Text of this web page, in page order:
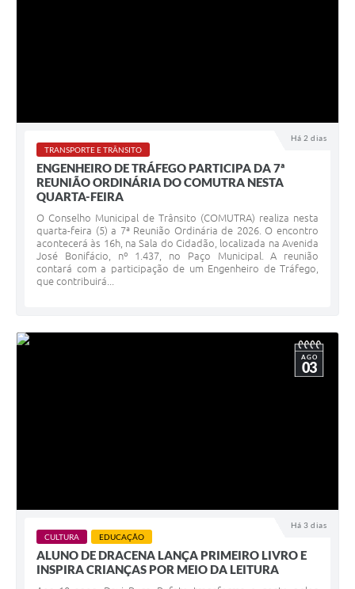
Há 2 dias
TRANSPORTE E TRÂNSITO
ENGENHEIRO DE TRÁFEGO PARTICIPA DA 7ª
REUNIÃO ORDINÁRIA DO COMUTRA NESTA
QUARTA-FEIRA
O Conselho Municipal de Trânsito (COMUTRA) realiza nesta
quarta-feira (5) a 7ª Reunião Ordinária de 2026. O encontro
acontecerá às 16h, na Sala do Cidadão, localizada na Avenida
José Bonifácio, nº 1.437, no Paço Municipal. A reunião
contará com a participação de um Engenheiro de Tráfego,
que contribuirá...
Há 3 dias
AGO
03
CULTURA EDUCAÇÃO
ALUNO DE DRACENA LANÇA PRIMEIRO LIVRO E
INSPIRA CRIANÇAS POR MEIO DA LEITURA